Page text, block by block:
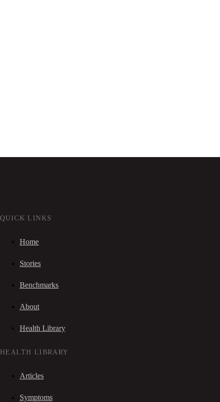
QUICK LINKS
Home
Stories
Benchmarks
About
Health Library
HEALTH LIBRARY
Articles
Symptoms